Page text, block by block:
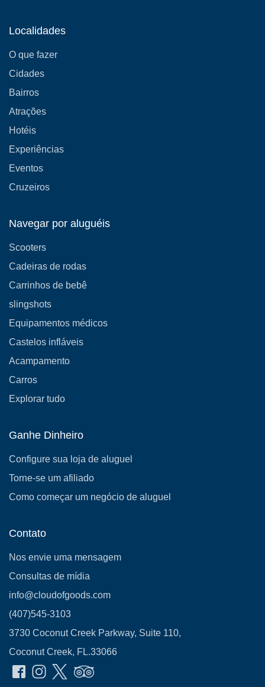
Localidades
O que fazer
Cidades
Bairros
Atrações
Hotéis
Experiências
Eventos
Cruzeiros
Navegar por aluguéis
Scooters
Cadeiras de rodas
Carrinhos de bebê
slingshots
Equipamentos médicos
Castelos infláveis
Acampamento
Carros
Explorar tudo
Ganhe Dinheiro
Configure sua loja de aluguel
Torne-se um afiliado
Como começar um negócio de aluguel
Contato
Nos envie uma mensagem
Consultas de mídia
info@cloudofgoods.com
(407)545-3103
3730 Coconut Creek Parkway, Suite 110,
Coconut Creek, FL.33066